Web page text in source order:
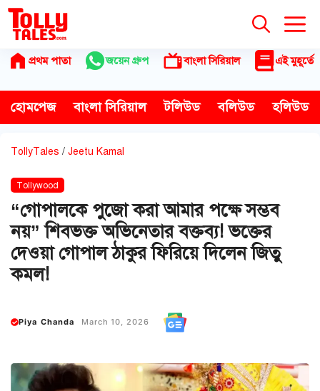
Skip
content
প্রথম পাতা জয়েন গ্রুপ বাংলা সিরিয়াল এই মুহূর্তে
হোমপেজ বাংলা সিরিয়াল টলিউড বলিউড হলিউড
TollyTales / Jeetu Kamal
Tollywood
“গোপালকে পুজো করা আমার পক্ষে সম্ভব
নয়” শিবভক্ত অভিনেতার বক্তব্য! ভক্তের
দেওয়া গোপাল ঠাকুর ফিরিয়ে দিলেন জিতু
কমল!
Piya Chanda March 10, 2026